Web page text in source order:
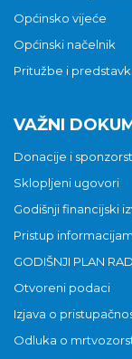
Općinsko vijeće
Općinski načelnik
Pritužbe i
VAŽNI
Donacije i
Sklopljeni ugovori
Godišnji financijski
Pristup
GODIŠNJI PLAN
Otvoreni podaci
Izjava o
Odluka o